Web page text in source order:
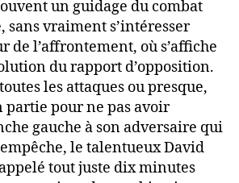
un guidage du combat
vraiment s’intéresser
de l’affrontement, où s’affiche
du rapport d’opposition.
les attaques ou presque,
partie pour ne pas avoir
gauche à son adversaire qui
le talentueux David
tout juste dix minutes